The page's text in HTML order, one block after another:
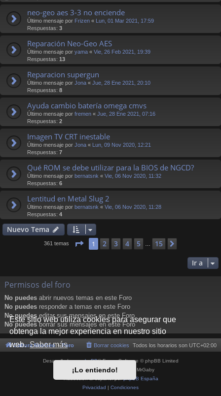
Este sitio web utiliza cookies para asegurar que
obtenga la mejor experiencia en nuestro sitio
web.Saber más
¡Lo entiendo!
neo-geo aes 3-3 no enciende
Último mensaje por Frizen « Lun, 01 Mar 2021, 17:59
Respuestas: 3
Reparación Neo-Geo AES
Último mensaje por yama « Vie, 26 Feb 2021, 19:39
Respuestas: 13
Reparacion supergun
Último mensaje por Jona « Jue, 28 Ene 2021, 20:10
Respuestas: 8
Ayuda cambio batería omega cmvs
Último mensaje por fremen « Jue, 28 Ene 2021, 07:16
Respuestas: 2
Imagen TV CRT inestable
Último mensaje por Jona « Lun, 09 Nov 2020, 12:21
Respuestas: 7
Qué ROM se debe utilizar para la BIOS de NGCD?
Último mensaje por bernatsnk « Vie, 06 Nov 2020, 11:32
Respuestas: 6
Lentitud en Metal Slug 2
Último mensaje por bernatsnk « Vie, 06 Nov 2020, 11:28
Respuestas: 4
Nuevo Tema
361 temas Página de 15
1 2 3 4 5 15
Ir a
Permisos del foro
No puedes abrir nuevos temas en este Foro
No puedes responder a temas en este Foro
No puedes editar sus mensajes en este Foro
No puedesborrar sus mensajes en este Foro
Cultura NeoGeo Foro Todos los horarios son UTC+02:00
Borrar cookies
Desarrollado porphpBB® Forum Software © phpBB Limited
Style porArty- phpBB 3.3 por MrGaby
phpBB España
Privacidad | Condiciones